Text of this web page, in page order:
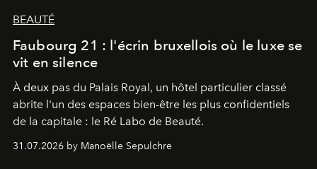
BEAUTÉ
Faubourg 21 : l'écrin bruxellois où le luxe se
vit en silence
À deux pas du Palais Royal, un hôtel particulier classé
abrite l'un des espaces bien-être les plus confidentiels
de la capitale : le Ré Labo de Beauté.
31.07.2026 by Manoëlle Sepulchre